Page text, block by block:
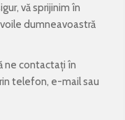
vă sprijinim în
dumneavoastră
ne contactați în
telefon, e-mail sau